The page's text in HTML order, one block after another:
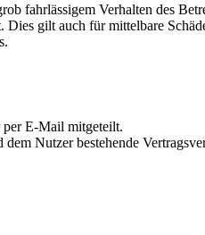
fahrlässigem Verhalten des
gilt auch für mittelbare
per E-Mail mitgeteilt.
Nutzer bestehende